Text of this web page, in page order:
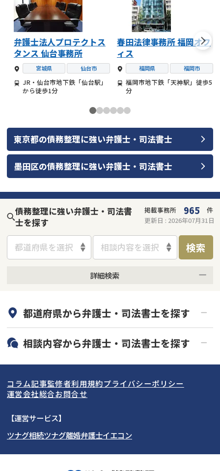
弁護士法人プロテクトス
タンス 仙台事務所
宮城県 仙台市
JR・仙台市地下鉄「仙台駅」
から徒歩1分
春田法律事務所 福岡オフ
ィス
福岡県 福岡市
福岡市地下鉄「天神駅」徒歩5
分
東京都の債務整理に強い弁護士・司法書士
墨田区の債務整理に強い弁護士・司法書士
債務整理に強い弁護士・司法書
士を探す
掲載事務所 965
件
更新日 : 2026年07月31日
都道府県を選択 相談内容を選択 検索
詳細検索
初回相談無料
土日祝の相談可能
都道府県から弁護士・司法書士を探す
北海道・東北
北海道 青森県
岩手県 宮城県
秋田県
福島県
関東
東京都 神奈川県
埼玉県
茨城県 群馬県
東海
愛知県
岐阜県 山梨県
関西
大阪府 京都府
奈良県
北陸・甲信越
石川県
相談内容から弁護士・司法書士を探す
任意整理
個人再生
会社破産・法人破産
消費者金融・サラ金
カードローン・クレジッ
ト会社
コラム記事監修者利用規約プライバシーポリシー
運営会社総合お問合せ
【運営サービス】
ツナグ相続ツナグ離婚弁護士イエコン